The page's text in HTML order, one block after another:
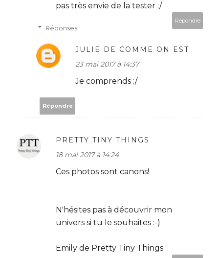
pas très envie de la tester :/
Répondre
Réponses
JULIE DE COMME ON EST
23 mai 2017 à 14:37
Je comprends :/
Répondre
PRETTY TINY THINGS
18 mai 2017 à 14:24
Ces photos sont canons!
N'hésites pas à découvrir mon
univers si tu le souhaites :-)
Emily de Pretty Tiny Things